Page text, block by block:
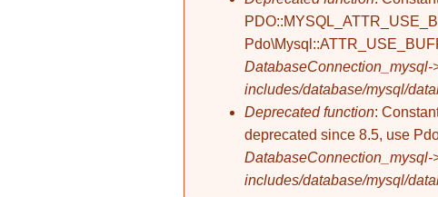
DatabaseConnection_mysql-
includes/database/mysql/
Deprecated function:
deprecated since 8.5, use
DatabaseConnection_mysql-
includes/database/mysql/